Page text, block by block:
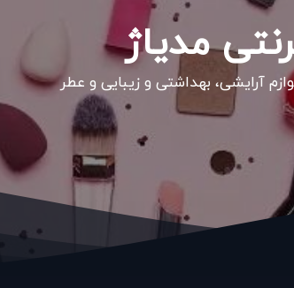
مدیاژ
آرایشی، بهداشتی و زیبایی و عطر